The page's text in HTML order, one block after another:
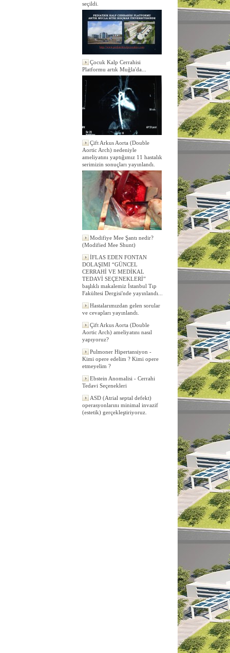
seçildi.
Çocuk Kalp Cerrahisi
Platformu artık Muğla'da...
Çift Arkus Aorta (Double
Aortic Arch) nedeniyle
ameliyatını yaptığımız 11 hastalık
serimizin sonuçları yayınlandı.
Modifiye Mee Şantı nedir?
(Modified Mee Shunt)
İFLAS EDEN FONTAN
DOLAŞIMI “GÜNCEL
CERRAHİ VE MEDİKAL
TEDAVİ SEÇENEKLERİ”
başlıklı makalemiz İstanbul Tıp
Fakültesi Dergisi'nde yayınlandı...
Hastalarımızdan gelen sorular
ve cevapları yayınlandı.
Çift Arkus Aorta (Double
Aortic Arch) ameliyatını nasıl
yapıyoruz?
Pulmoner Hipertansiyon -
Kimi opere edelim ? Kimi opere
etmeyelim ?
Ebstein Anomalisi - Cerrahi
Tedavi Seçenekleri
ASD (Atrial septal defekt)
operasyonlarını minimal invazif
(estetik) gerçekleştiriyoruz.